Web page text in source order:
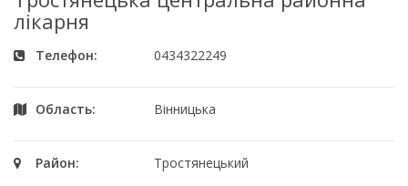
лікарня
Телефон: 0434322249
Область: Вінницька
Район: Тростянецький